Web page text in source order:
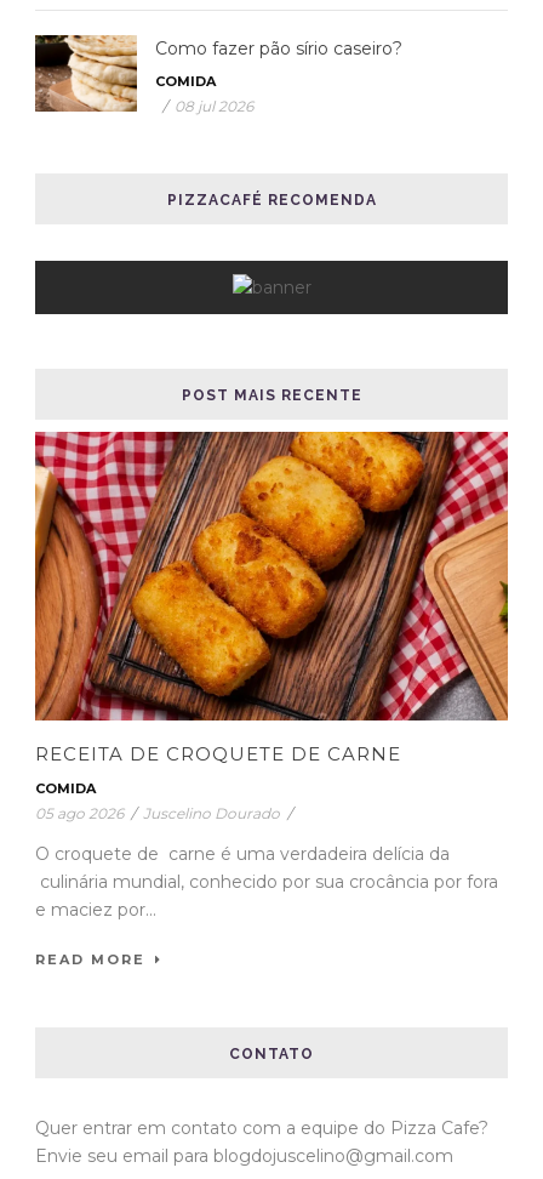
Como fazer pão sírio caseiro?
COMIDA
/ 08 jul 2026
PIZZACAFÉ RECOMENDA
POST MAIS RECENTE
RECEITA DE CROQUETE DE CARNE
COMIDA
05 ago 2026 / Juscelino Dourado /
O croquete de carne é uma verdadeira delícia da
culinária mundial, conhecido por sua crocância por fora
e maciez por...
READ MORE
CONTATO
Quer entrar em contato com a equipe do Pizza Cafe?
Envie seu email para blogdojuscelino@gmail.com